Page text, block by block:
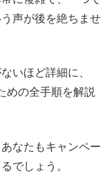
声が後を絶ちませ
いほど詳細に、
めの全手順を解説
なたもキャンペー
でしょう。